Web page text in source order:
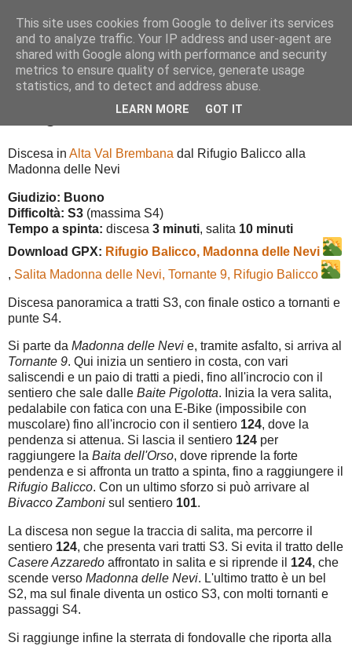
Rifugio Balicco, Bivacco Zamboni
Discesa in Alta Val Brembana dal Rifugio Balicco alla
Madonna delle Nevi
Giudizio: Buono
Difficoltà: S3 (massima S4)
Tempo a spinta: discesa 3 minuti, salita 10 minuti
Download GPX: Rifugio Balicco, Madonna delle Nevi
, Salita Madonna delle Nevi, Tornante 9, Rifugio Balicco
Discesa panoramica a tratti S3, con finale ostico a tornanti e
punte S4.
Si parte da Madonna delle Nevi e, tramite asfalto, si arriva al
Tornante 9. Qui inizia un sentiero in costa, con vari
saliscendi e un paio di tratti a piedi, fino all'incrocio con il
sentiero che sale dalle Baite Pigolotta. Inizia la vera salita,
pedalabile con fatica con una E-Bike (impossibile con
muscolare) fino all'incrocio con il sentiero 124, dove la
pendenza si attenua. Si lascia il sentiero 124 per
raggiungere la Baita dell'Orso, dove riprende la forte
pendenza e si affronta un tratto a spinta, fino a raggiungere il
Rifugio Balicco. Con un ultimo sforzo si può arrivare al
Bivacco Zamboni sul sentiero 101.
La discesa non segue la traccia di salita, ma percorre il
sentiero 124, che presenta vari tratti S3. Si evita il tratto delle
Casere Azzaredo affrontato in salita e si riprende il 124, che
scende verso Madonna delle Nevi. L'ultimo tratto è un bel
S2, ma sul finale diventa un ostico S3, con molti tornanti e
passaggi S4.
Si raggiunge infine la sterrata di fondovalle che riporta alla
This site uses cookies from Google to deliver its services
and to analyze traffic. Your IP address and user-agent are
shared with Google along with performance and security
metrics to ensure quality of service, generate usage
statistics, and to detect and address abuse.
LEARN MORE GOT IT